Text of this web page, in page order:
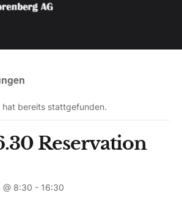
hat bereits stattgefunden.
Reservation
@ 8:30 - 16:30